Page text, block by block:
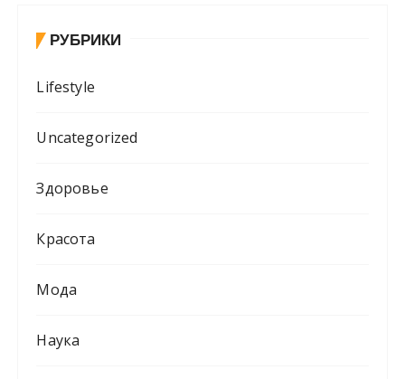
РУБРИКИ
Lifestyle
Uncategorized
Здоровье
Красота
Мода
Наука